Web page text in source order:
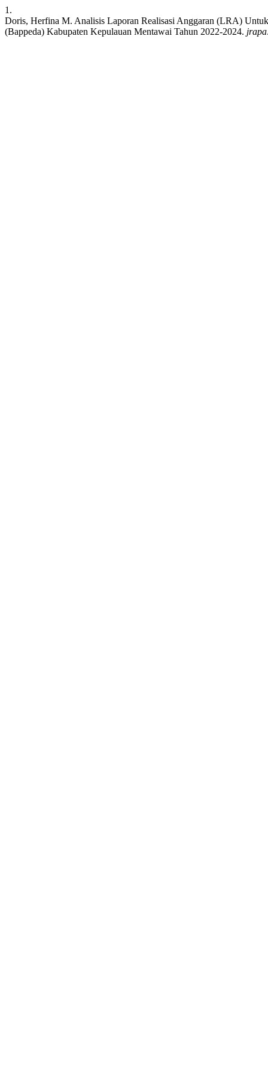
1.
Doris, Herfina M. Analisis Laporan Realisasi Anggaran (LRA)
(Bappeda) Kabupaten Kepulauan Mentawai Tahun 2022-2024. jrapa